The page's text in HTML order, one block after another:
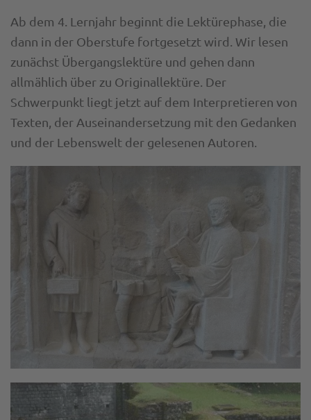
Ab dem 4. Lernjahr beginnt die Lektürephase, die
dann in der Oberstufe fortgesetzt wird. Wir lesen
zunächst Übergangslektüre und gehen dann
allmählich über zu Originallektüre. Der
Schwerpunkt liegt jetzt auf dem Interpretieren von
Texten, der Auseinandersetzung mit den Gedanken
und der Lebenswelt der gelesenen Autoren.